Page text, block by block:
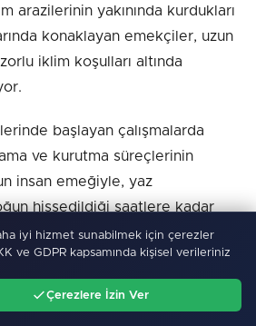
arazilerinin yakınında kurdukları
konaklayan emekçiler, uzun
iklim koşulları altında
başlayan çalışmalarda
ve kurutma süreçlerinin
insan emeğiyle, yaz
hissedildiği saatlere kadar
KİLOGRAM KURU DOMATES
yapılan domatesler uygun
iyi hizmet sunabilmek için çerezler
ve GDPR kapsamında kişisel verileriniz
Çerezlere İzin Ver
Ara Menü